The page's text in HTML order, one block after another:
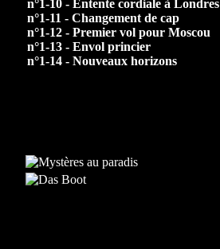
n°1-10 - Entente cordiale à Londres
n°1-11 - Changement de cap
n°1-12 - Premier vol pour Moscou
n°1-13 - Envol princier
n°1-14 - Nouveaux horizons